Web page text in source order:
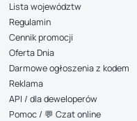
Lista województw
Regulamin
Cennik promocji
Oferta Dnia
Darmowe ogłoszenia z kodem
Reklama
API / dla deweloperów
Pomoc / 💬 Czat online